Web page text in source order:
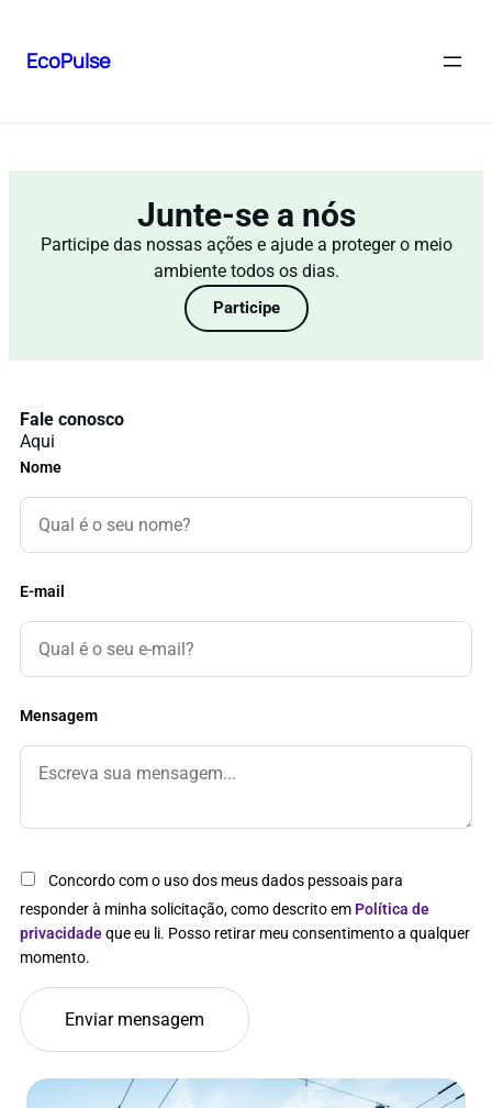
EcoPulse
Junte-se a nós
Participe das nossas ações e ajude a proteger o meio
ambiente todos os dias.
Participe
Fale conosco
Aqui
Nome
E-mail
Mensagem
Concordo com o uso dos meus dados pessoais para
responder à minha solicitação, como descrito em Política de
privacidadeque eu li. Posso retirar meu consentimento a qualquer
momento.